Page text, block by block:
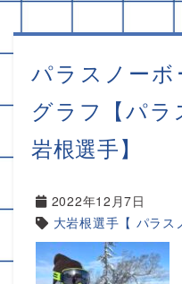
パラスノー
グラフ【パ
岩根選手】
2022年12月7日
大岩根選手【 パラス